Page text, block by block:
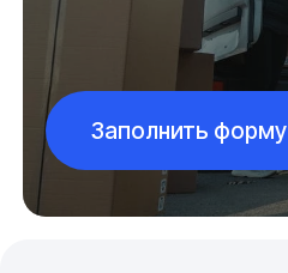
Заполнить форму